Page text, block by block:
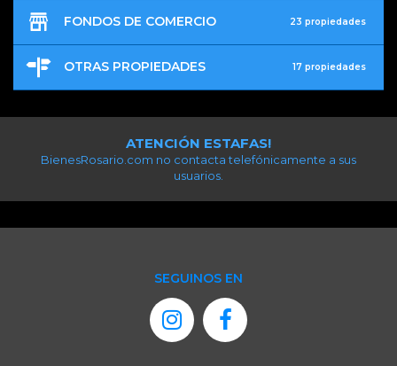
FONDOS DE COMERCIO 23 propiedades
OTRAS PROPIEDADES 17 propiedades
ATENCIÓN ESTAFAS!
BienesRosario.com no contacta telefónicamente a sus
usuarios.
SEGUINOS EN